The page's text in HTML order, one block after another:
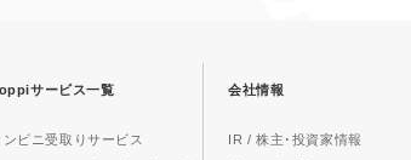
サービス一覧
ンビニ受取りサービス
会社情報
IR / 株主･投資家情報